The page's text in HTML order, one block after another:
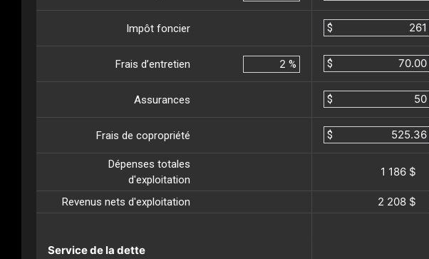
Impôt foncier $
Frais d’entretien % $
Assurances $
Frais de copropriété $
Dépenses totales
d'exploitation
1 186 $
Revenus nets d'exploitation 2 208 $
Service de la dette